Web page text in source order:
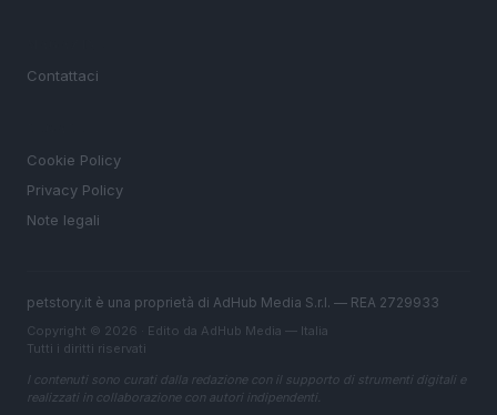
Contattaci
Cookie Policy
Privacy Policy
Note legali
petstory.it è una proprietà di AdHub Media S.r.l. — REA 2729933
Copyright © 2026 · Edito da AdHub Media — Italia
Tutti i diritti riservati
I contenuti sono curati dalla redazione con il supporto di strumenti digitali e
realizzati in collaborazione con autori indipendenti.